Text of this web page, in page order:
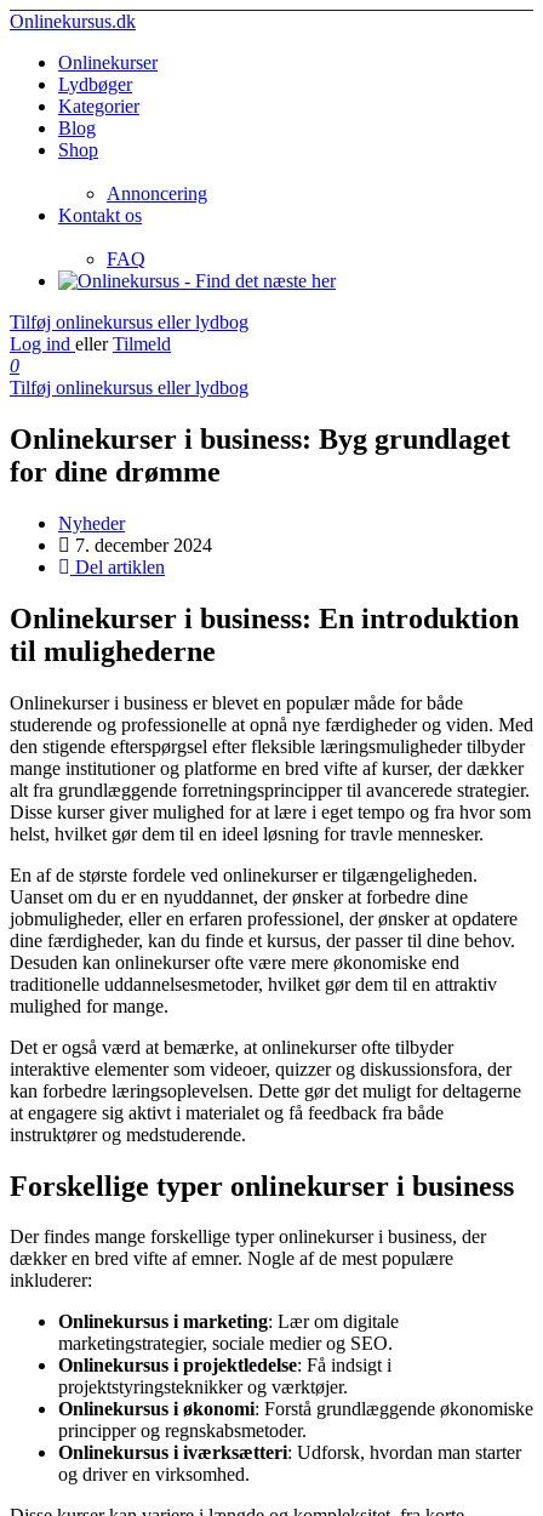
Onlinekursus.dk
Onlinekurser
Lydbøger
Kategorier
Blog
Shop
Annoncering
Kontakt os
FAQ
Tilføj onlinekursus eller lydbog
Log ind eller Tilmeld
0
Tilføj onlinekursus eller lydbog
Onlinekurser i business: Byg grundlaget
for dine drømme
Nyheder
7. december 2024
Del artiklen
Onlinekurser i business: En introduktion
til mulighederne
Onlinekurser i business er blevet en populær måde for både
studerende og professionelle at opnå nye færdigheder og viden. Med
den stigende efterspørgsel efter fleksible læringsmuligheder tilbyder
mange institutioner og platforme en bred vifte af kurser, der dækker
alt fra grundlæggende forretningsprincipper til avancerede strategier.
Disse kurser giver mulighed for at lære i eget tempo og fra hvor som
helst, hvilket gør dem til en ideel løsning for travle mennesker.
En af de største fordele ved onlinekurser er tilgængeligheden.
Uanset om du er en nyuddannet, der ønsker at forbedre dine
jobmuligheder, eller en erfaren professionel, der ønsker at opdatere
dine færdigheder, kan du finde et kursus, der passer til dine behov.
Desuden kan onlinekurser ofte være mere økonomiske end
traditionelle uddannelsesmetoder, hvilket gør dem til en attraktiv
mulighed for mange.
Det er også værd at bemærke, at onlinekurser ofte tilbyder
interaktive elementer som videoer, quizzer og diskussionsfora, der
kan forbedre læringsoplevelsen. Dette gør det muligt for deltagerne
at engagere sig aktivt i materialet og få feedback fra både
instruktører og medstuderende.
Forskellige typer onlinekurser i business
Der findes mange forskellige typer onlinekurser i business, der
dækker en bred vifte af emner. Nogle af de mest populære
inkluderer:
Onlinekursus i marketing: Lær om digitale
marketingstrategier, sociale medier og SEO.
Onlinekursus i projektledelse: Få indsigt i
projektstyringsteknikker og værktøjer.
Onlinekursus i økonomi: Forstå grundlæggende økonomiske
principper og regnskabsmetoder.
Onlinekursus i iværksætteri: Udforsk, hvordan man starter
og driver en virksomhed.